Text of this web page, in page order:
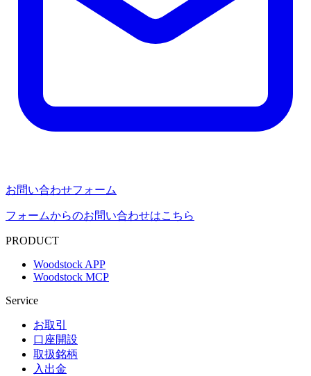
お問い合わせフォーム
フォームからのお問い合わせはこちら
PRODUCT
Woodstock APP
Woodstock MCP
Service
お取引
口座開設
取扱銘柄
入出金